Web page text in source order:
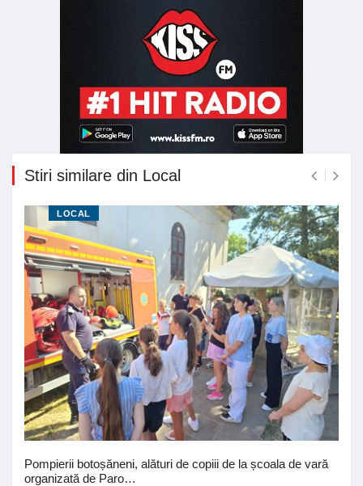
Stiri similare din Local
LOCAL
Pompierii botoșăneni, alături de copiii de la școala de vară
organizată de Paro…